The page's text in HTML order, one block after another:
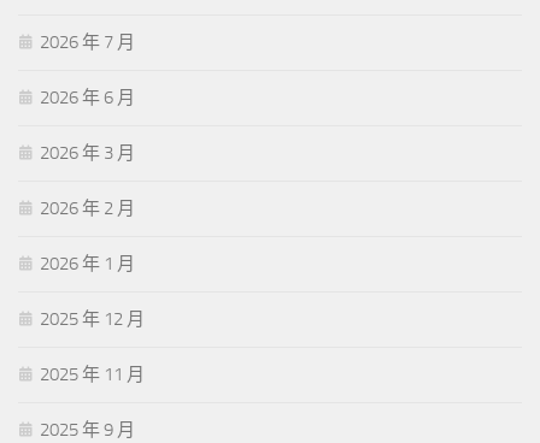
2026 年 7 月
2026 年 6 月
2026 年 3 月
2026 年 2 月
2026 年 1 月
2025 年 12 月
2025 年 11 月
2025 年 9 月